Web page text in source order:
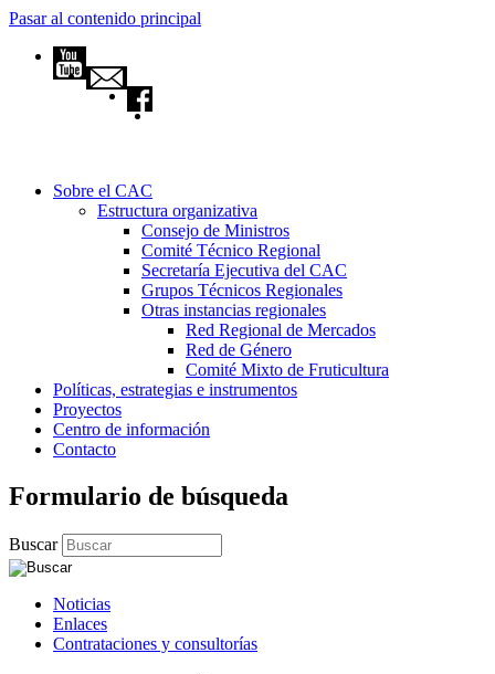
Pasar al contenido principal
Sobre el CAC
Estructura organizativa
Consejo de Ministros
Comité Técnico Regional
Secretaría Ejecutiva del CAC
Grupos Técnicos Regionales
Otras instancias regionales
Red Regional de Mercados
Red de Género
Comité Mixto de Fruticultura
Políticas, estrategias e instrumentos
Proyectos
Centro de información
Contacto
Formulario de búsqueda
Buscar
Noticias
Enlaces
Contrataciones y consultorías